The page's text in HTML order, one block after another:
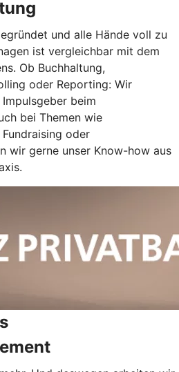
und alle Hände voll zu
ist vergleichbar mit dem
Ob Buchhaltung,
oder Reporting: Wir
beim
bei Themen wie
oder
wir gerne unser Know-how aus